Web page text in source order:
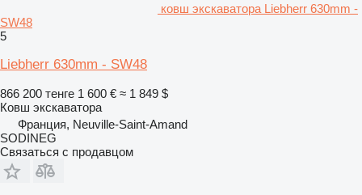
ковш экскаватора Liebherr 630mm -
SW48
5
Liebherr 630mm - SW48
866 200 тенге 1 600 € ≈ 1 849 $
Ковш экскаватора
Франция, Neuville-Saint-Amand
SODINEG
Связаться с продавцом